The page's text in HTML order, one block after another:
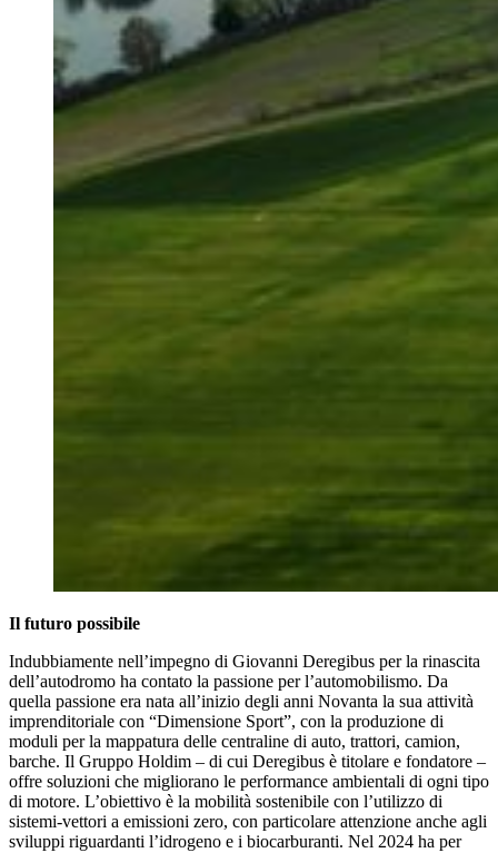
Il futuro possibile
Indubbiamente nell’impegno di Giovanni Deregibus per la rinascita
dell’autodromo ha contato la passione per l’automobilismo. Da
quella passione era nata all’inizio degli anni Novanta la sua attività
imprenditoriale con “Dimensione Sport”, con la produzione di
moduli per la mappatura delle centraline di auto, trattori, camion,
barche. Il Gruppo Holdim – di cui Deregibus è titolare e fondatore –
offre soluzioni che migliorano le performance ambientali di ogni tipo
di motore. L’obiettivo è la mobilità sostenibile con l’utilizzo di
sistemi-vettori a emissioni zero, con particolare attenzione anche agli
sviluppi riguardanti l’idrogeno e i biocarburanti. Nel 2024 ha per